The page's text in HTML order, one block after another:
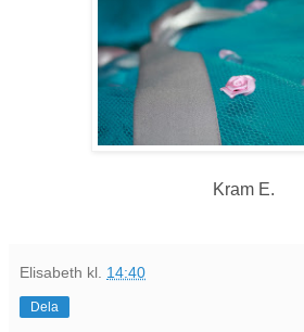
Kram E.
Elisabeth kl. 14:40
Dela